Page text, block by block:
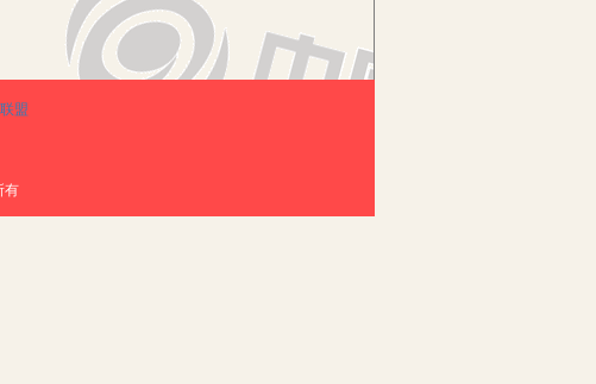
量，促进教学活动的开展。传统教学中，教师
。在课堂教学中，根本教学内容，对学生分
学生主动学习。在课堂教学中，互助教学
动，以此激发学生学习热情，提高课堂教学质
盟
有